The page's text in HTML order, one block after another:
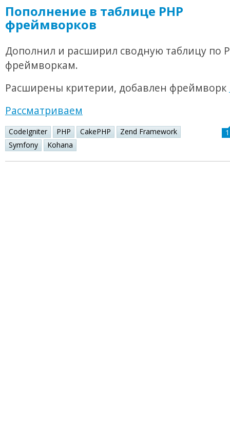
Пополнение в таблице PHP
фреймворков
Дополнил и расширил сводную таблицу по
фреймворкам.
Расширены критерии, добавлен фреймворк
Рассматриваем
CodeIgniter PHP CakePHP
Zend Framework
Symfony
Kohana